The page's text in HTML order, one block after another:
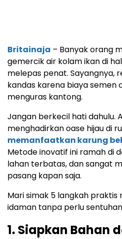
Britainaja – Banyak orang
gemercik air kolam ikan di
melepas penat. Sayangnya,
kandas karena biaya semen
menguras kantong.
Jangan berkecil hati dahulu.
menghadirkan oase hijau di
memanfaatkan karung
Metode inovatif ini ramah di
lahan terbatas, dan sangat
pasang kapan saja.
Mari simak 5 langkah praktis
idaman tanpa perlu
1. Siapkan Bahan